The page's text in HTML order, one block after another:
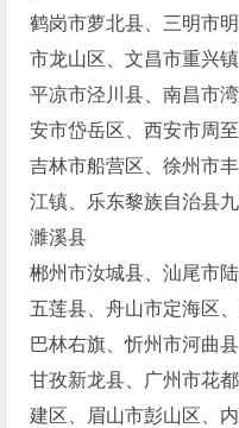
鹤岗市萝北县、三明市
市龙山区、文昌市重兴镇
平凉市泾川县、南昌市
安市岱岳区、西安市周
吉林市船营区、徐州市
江镇、乐东黎族自治县
濉溪县
郴州市汝城县、汕尾市
五莲县、舟山市定海区
巴林右旗、忻州市河曲县
甘孜新龙县、广州市花
建区、眉山市彭山区、